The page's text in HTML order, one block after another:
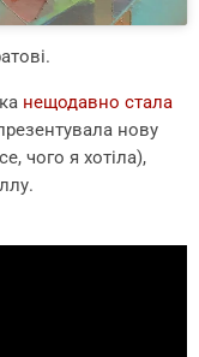
нещодавно стала
нову
чого я хотіла),